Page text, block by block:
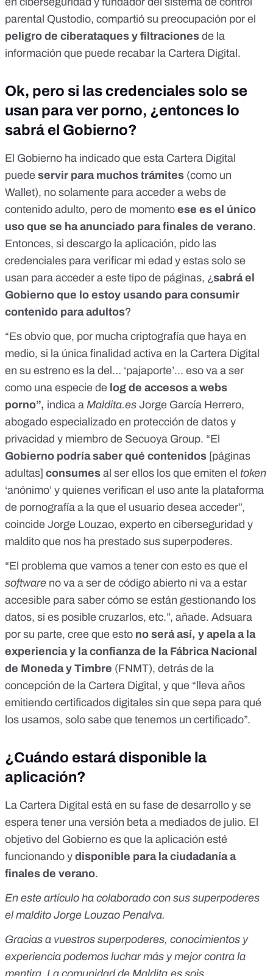
parental Qustodio, compartió su preocupación por el
peligro de ciberataques y filtraciones de la
información que puede recabar la Cartera Digital.
Ok, pero si las credenciales solo se
usan para ver porno, ¿entonces lo
sabrá el Gobierno?
El Gobierno ha indicado que esta Cartera Digital
puede servir para muchos trámites (como un
Wallet), no solamente para acceder a webs de
contenido adulto, pero de momento ese es el único
uso que se ha anunciado para finales de verano.
Entonces, si descargo la aplicación, pido las
credenciales para verificar mi edad y estas solo se
usan para acceder a este tipo de páginas, ¿sabrá el
Gobierno que lo estoy usando para consumir
contenido para adultos?
“Es obvio que, por mucha criptografía que haya en
medio, si la única finalidad activa en la Cartera Digital
en su estreno es la del… ‘pajaporte’... eso va a ser
como una especie de log de accesos a webs
porno”, indica a Maldita.es Jorge García Herrero,
abogado especializado en protección de datos y
privacidad y miembro de Secuoya Group. “El
Gobierno podría saber qué contenidos [páginas
adultas] consumes al ser ellos los que emiten el token
‘anónimo’ y quienes verifican el uso ante la plataforma
de pornografía a la que el usuario desea acceder”,
coincide Jorge Louzao, experto en ciberseguridad y
maldito que nos ha prestado sus superpoderes.
“El problema que vamos a tener con esto es que el
software no va a ser de código abierto ni va a estar
accesible para saber cómo se están gestionando los
datos, si es posible cruzarlos, etc.”, añade. Adsuara
por su parte, cree que esto no será así, y apela a la
experiencia y la confianza de la Fábrica Nacional
de Moneda y Timbre (FNMT), detrás de la
concepción de la Cartera Digital, y que “lleva años
emitiendo certificados digitales sin que sepa para qué
los usamos, solo sabe que tenemos un certificado”.
¿Cuándo estará disponible la
aplicación?
La Cartera Digital está en su fase de desarrollo y se
espera tener una versión beta a mediados de julio. El
objetivo del Gobierno es que la aplicación esté
funcionando y disponible para la ciudadanía a
finales de verano.
En este artículo ha colaborado con sus superpoderes
el maldito Jorge Louzao Penalva.
Gracias a vuestros superpoderes, conocimientos y
experiencia podemos luchar más y mejor contra la